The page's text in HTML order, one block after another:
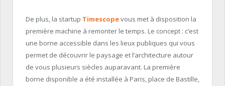
De plus, la startup Timescopevous met à disposition la
première machine à remonter le temps. Le concept : c’est
une borne accessible dans les lieux publiques qui vous
permet de découvrir le paysage et l’architecture autour
de vous plusieurs siècles auparavant. La première
borne disponible a été installée à Paris, place de Bastille,